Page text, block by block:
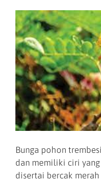
Bunga pohon
dan memiliki ciri
disertai bercak